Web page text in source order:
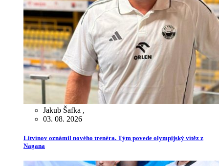
Jakub Šafka ,
03. 08. 2026
Litvínov oznámil nového trenéra. Tým povede olympijský vítěz z
Nagana